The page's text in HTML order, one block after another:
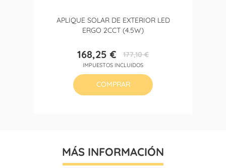
APLIQUE SOLAR DE EXTERIOR LED
ERGO 2CCT (4.5W)
Precio
168,25 €Precio
base
177,10 €
IMPUESTOS INCLUIDOS
COMPRAR
MÁS INFORMACIÓN